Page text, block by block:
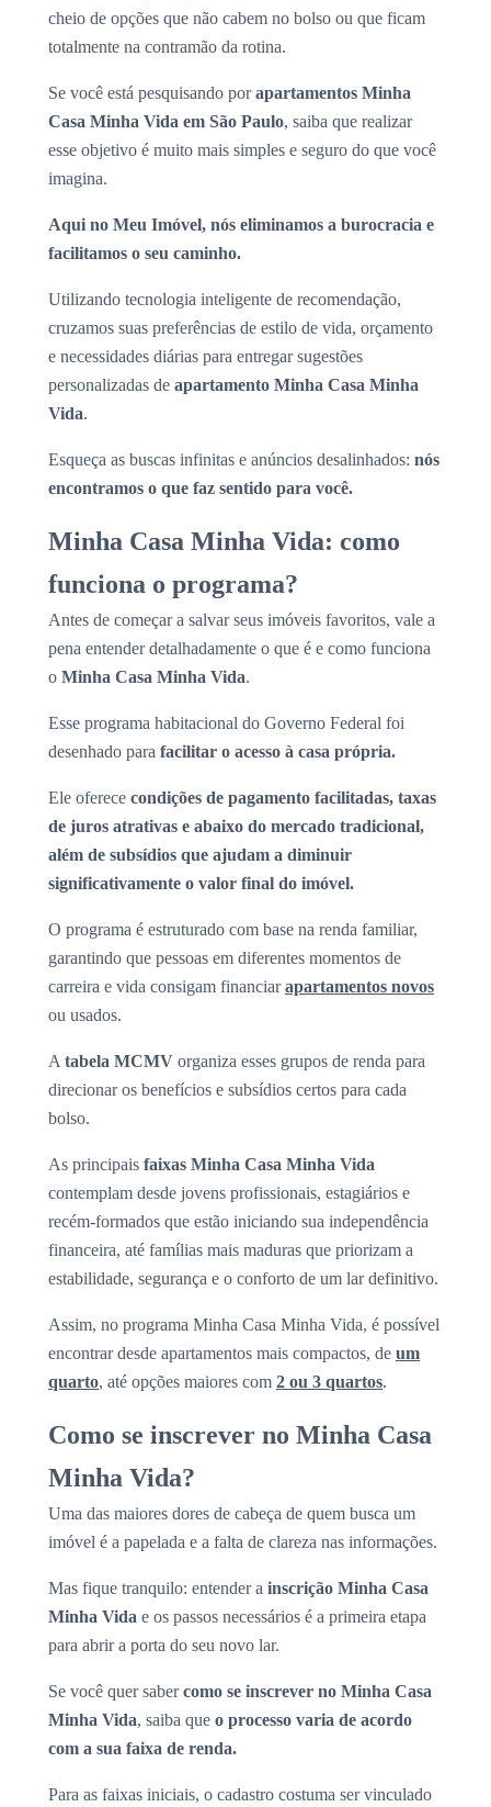
cheio de opções que não cabem no bolso ou que ficam
totalmente na contramão da rotina.
Se você está pesquisando porapartamentos Minha
Casa Minha Vida em São Paulo, saiba que realizar
esse objetivo é muito mais simples e seguro do que você
imagina.
Aqui no Meu Imóvel, nós eliminamos a burocracia e
facilitamos o seu caminho.
Utilizando tecnologia inteligente de recomendação,
cruzamos suas preferências de estilo de vida, orçamento
e necessidades diárias para entregar sugestões
personalizadas de apartamento Minha Casa Minha
Vida.
Esqueça as buscas infinitas e anúncios desalinhados: nós
encontramos o que faz sentido para você.
Minha Casa Minha Vida: como
funciona o programa?
Antes de começar a salvar seus imóveis favoritos, vale a
pena entender detalhadamente o que é e como funciona
o Minha Casa Minha Vida.
Esse programa habitacional do Governo Federal foi
desenhado para facilitar o acesso à casa própria.
Ele oferece condições de pagamento facilitadas, taxas
de juros atrativas e abaixo do mercado tradicional,
além de subsídios que ajudam a diminuir
significativamente o valor final do imóvel.
O programa é estruturado com base na renda familiar,
garantindo que pessoas em diferentes momentos de
carreira e vida consigam financiarapartamentos novos
ou usados.
A tabela MCMV organiza esses grupos de renda para
direcionar os benefícios e subsídios certos para cada
bolso.
As principais faixas Minha Casa Minha Vida
contemplam desde jovens profissionais, estagiários e
recém-formados que estão iniciando sua independência
financeira, até famílias mais maduras que priorizam a
estabilidade, segurança e o conforto de um lar definitivo.
Assim, no programa Minha Casa Minha Vida, é possível
encontrar desde apartamentos mais compactos, de um
quarto, até opções maiores com 2 ou 3 quartos.
Como se inscrever no Minha Casa
Minha Vida?
Uma das maiores dores de cabeça de quem busca um
imóvel é a papelada e a falta de clareza nas informações.
Mas fique tranquilo: entender a inscrição Minha Casa
Minha Vida e os passos necessários é a primeira etapa
para abrir a porta do seu novo lar.
Se você quer sabercomo se inscrever no Minha Casa
Minha Vida, saiba que o processo varia de acordo
com a sua faixa de renda.
Para as faixas iniciais, o cadastro costuma ser vinculado